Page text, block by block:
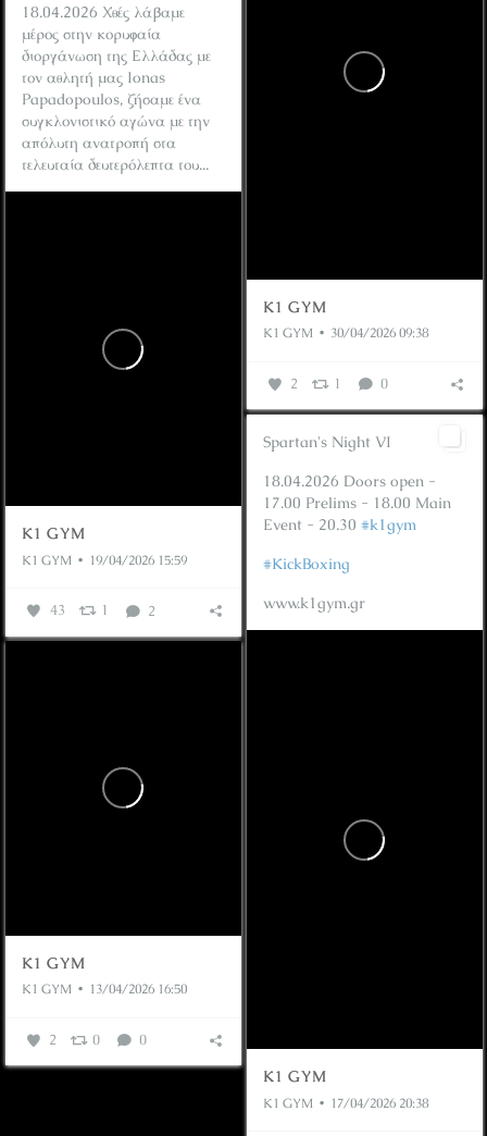
K1 GYM
K1 GYM 30/04/2026 09:38
2 1 0
18.04.2026 Χθές λάβαμε
μέρος στην κορυφαία
διοργάνωση της Ελλάδας με
τον αθλητή μας Ionas
Papadopoulos, ζήσαμε ένα
συγκλονιστικό αγώνα με την
απόλυτη ανατροπή στα
τελευταία δευτερόλεπτα του...
K1 GYM
K1 GYM 19/04/2026 15:59
43 1 2
Spartan's Night VI
18.04.2026 Doors open -
17.00 Prelims - 18.00 Main
Event - 20.30 #k1gym
#KickBoxing
www.k1gym.gr
K1 GYM
K1 GYM 17/04/2026 20:38
K1 GYM
K1 GYM 13/04/2026 16:50
2 0 0